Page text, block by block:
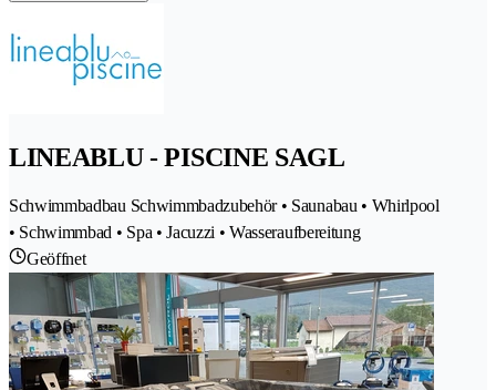
LINEABLU - PISCINE SAGL
Schwimmbadbau Schwimmbadzubehör • Saunabau • Whirlpool
• Schwimmbad • Spa • Jacuzzi • Wasseraufbereitung
Geöffnet